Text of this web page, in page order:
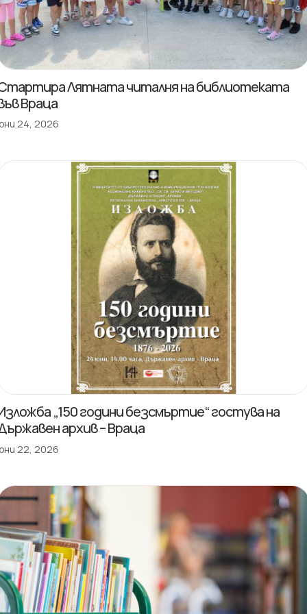
Лятната читалня на библиотеката
Враца
24, 2026
„150 години безсмъртие“ гостува на
архив – Враца
22, 2026